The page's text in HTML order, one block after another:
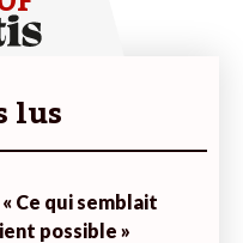
lus
Ce qui semblait
possible »